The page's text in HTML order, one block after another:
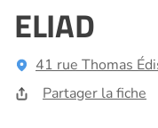
ELIAD
41 rue Thomas
Partager la fiche